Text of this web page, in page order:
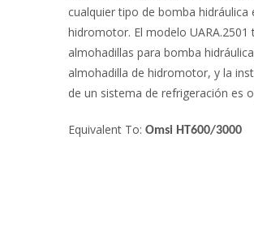
cualquier tipo de bomba hidráulica
hidromotor. El modelo UARA.2501
almohadillas para bomba
almohadilla de hidromotor, y la
de un sistema de refrigeración es
Equivalent To: Omsi HT600/3000